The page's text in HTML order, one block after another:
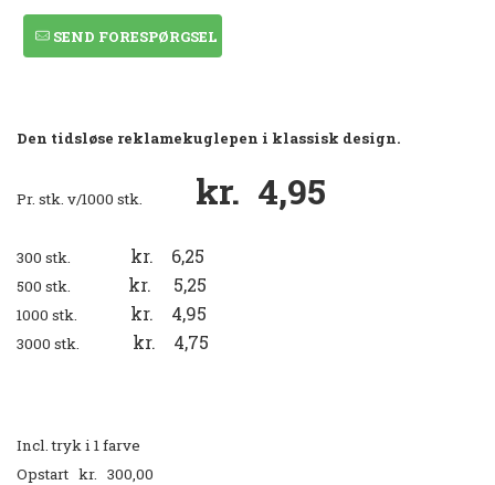
SEND FORESPØRGSEL
Den tidsløse reklamekuglepen i klassisk design.
Pr. stk. v/1000 stk. kr. 4,95
300 stk. kr. 6,25
500 stk. kr. 5,25
1000 stk. kr. 4,95
3000 stk. kr. 4,75
Incl. tryk i 1 farve
Opstart kr. 300,00